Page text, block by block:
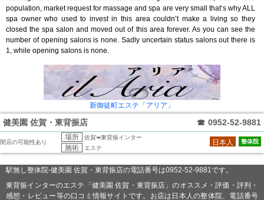
population, market request for massage and spa are very small that’s why ALL
spa owner who used to invest in this area couldn’t make a living so they
closed the spa salon and moved out of this area forever. As you can see the
number of opening salons is none. Sadly uncertain status salons out there is
1, while opening salons is none.
新御徒町エステ「アリア」
健美園 佐賀・東背振店 ☎ 0952-52-9881
閉店の可能性あり
場所 佐賀➠東背振インター
施術 エステ
整体院
日本人
駅無し整体院-健美園 佐賀・東背振店の電話番号は0952-52-9881です。
東背振インターのエステ「健美園 佐賀・東背振店」のオススメ・評価・評判・
感想・レビュー等の口コミ情報サイトです。お店は日本人の整体院、電話番号